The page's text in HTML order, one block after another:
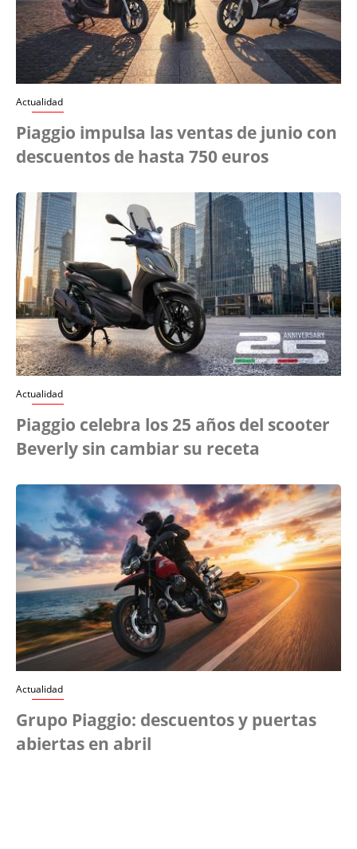
Actualidad
Piaggio impulsa las ventas de junio con
descuentos de hasta 750 euros
Actualidad
Piaggio celebra los 25 años del scooter
Beverly sin cambiar su receta
Actualidad
Grupo Piaggio: descuentos y puertas
abiertas en abril